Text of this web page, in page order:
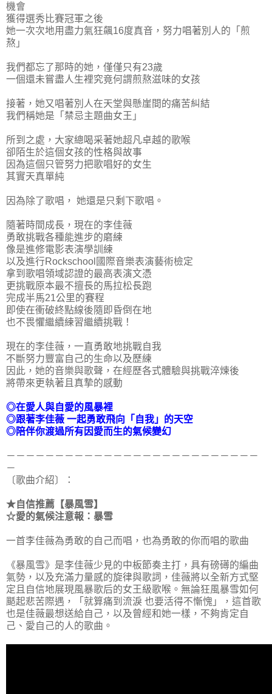
機會
獲得選秀比賽冠軍之後
她一次次地用盡力氣狂飆16度真音，努力唱著別人的「煎
熬」
我們都忘了那時的她，僅僅只有23歲
一個還未嘗盡人生裡究竟何謂煎熬滋味的女孩
接著，她又唱著別人在天堂與懸崖間的痛苦糾結
我們稱她是「禁忌主題曲女王」
所到之處，大家總喝采著她超凡卓越的歌喉
卻陌生於這個女孩的性格與故事
因為這個只管努力把歌唱好的女生
其實天真單純
因為除了歌唱， 她還是只剩下歌唱。
隨著時間成長，現在的李佳薇
勇敢挑戰各種能進步的磨練
像是進修電影表演學訓練
以及進行Rockschool國際音樂表演藝術檢定
拿到歌唱領域認證的最高表演文憑
更挑戰原本最不擅長的馬拉松長跑
完成半馬21公里的賽程
即使在衝破終點線後隨即昏倒在地
也不畏懼繼續練習繼續挑戰！
現在的李佳薇，一直勇敢地挑戰自我
不斷努力豐富自己的生命以及歷練
因此，她的音樂與歌聲，在經歷各式體驗與挑戰淬煉後
將帶來更執著且真摯的感動
◎在愛人與自愛的風暴裡
◎跟著李佳薇 一起勇敢飛向「自我」的天空
◎陪伴你渡過所有因愛而生的氣候變幻
－－－－－－－－－－－－－－－－－－－－－－－－－－
－
〔歌曲介紹〕：
★自信推薦【暴風雪】
☆愛的氣候注意報：暴雪
一首李佳薇為勇敢的自己而唱，也為勇敢的你而唱的歌曲
《暴風雪》是李佳薇少見的中板節奏主打，具有磅礡的編曲
氣勢，以及充滿力量感的旋律與歌詞，佳薇將以全新方式堅
定且自信地展現風暴歌后的女王級歌喉。無論狂風暴雪如何
颳起悲苦際遇，「就算痛到流淚 也要活得不慚愧」，這首歌
也是佳薇最想送給自己，以及曾經和她一樣，不夠肯定自
己、愛自己的人的歌曲。